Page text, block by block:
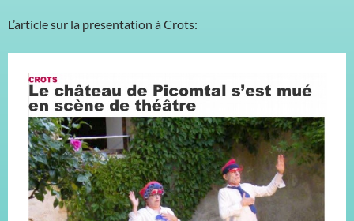
L’article sur la presentation à Crots: